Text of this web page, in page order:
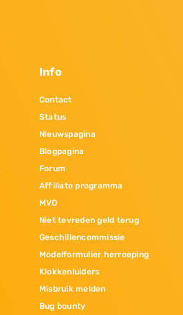
Info
Contact
Status
Nieuwspagina
Blogpagina
Forum
Affiliate programma
MVO
Niet tevreden geld terug
Geschillencommissie
Modelformulier herroeping
Klokkenluiders
Misbruik melden
Bug bounty